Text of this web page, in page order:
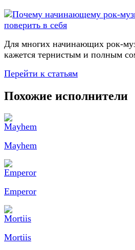
Для многих начинающих рок-
кажется тернистым и полным
Перейти к статьям
Похожие исполнители
Mayhem
Emperor
Mortiis